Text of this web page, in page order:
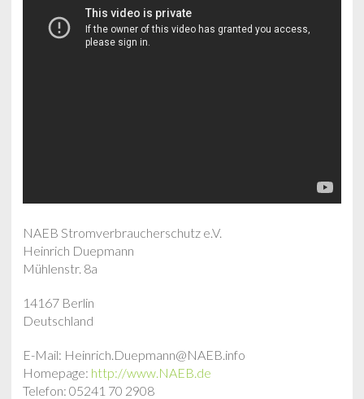
NAEB Stromverbraucherschutz e.V.
Heinrich Duepmann
Mühlenstr. 8a
14167 Berlin
Deutschland
E-Mail: Heinrich.Duepmann@NAEB.info
Homepage: http://www.NAEB.de
Telefon: 05241 70 2908